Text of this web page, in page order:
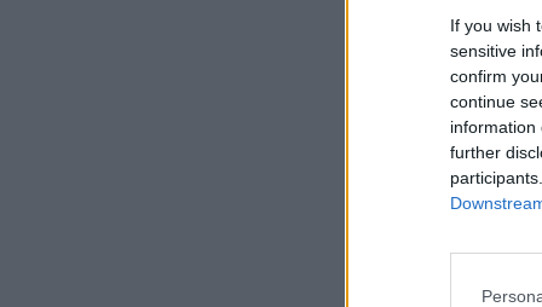
If you wish
sensitive
confirm
continue
information
further
Telemóvel*
Comentário*